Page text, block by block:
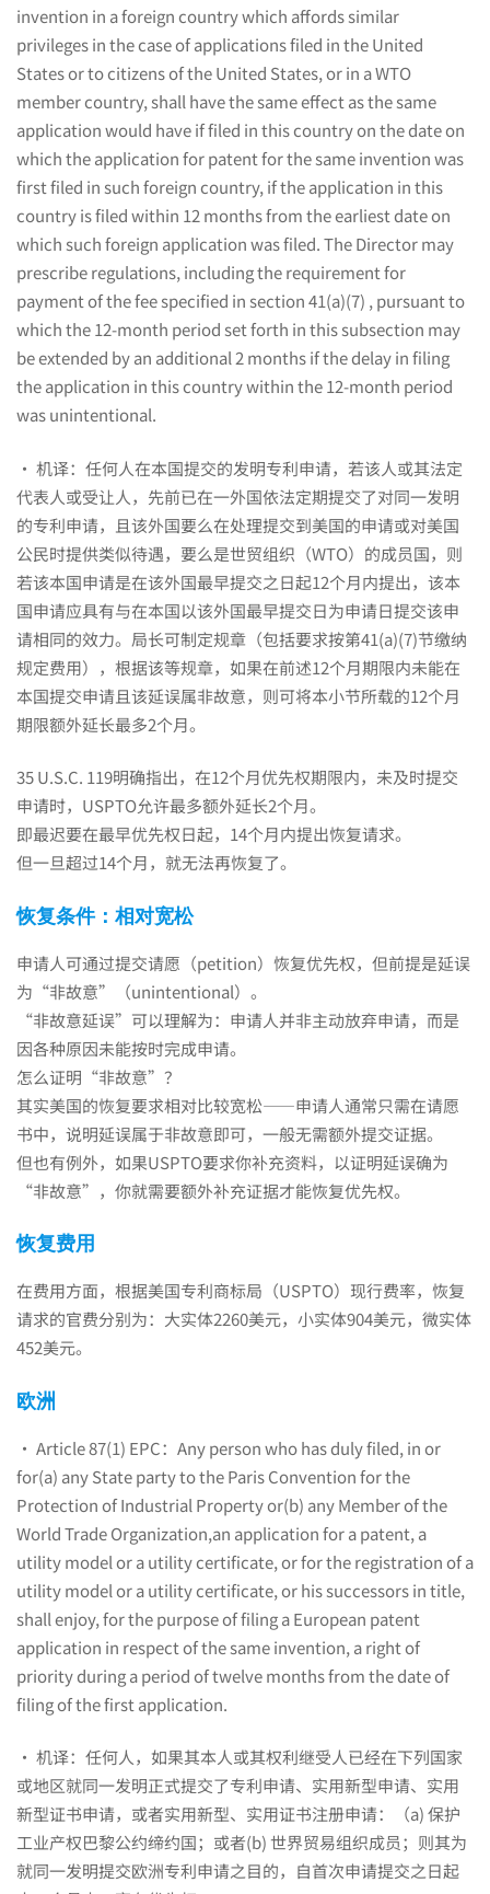
先
权
逾
期
了
怎
么
补
救？
invention in a foreign country which affords similar
privileges in the case of applications filed in the United
States or to citizens of the United States, or in a WTO
member country, shall have the same effect as the same
application would have if filed in this country on the date on
which the application for patent for the same invention was
first filed in such foreign country, if the application in this
country is filed within 12 months from the earliest date on
which such foreign application was filed. The Director may
prescribe regulations, including the requirement for
payment of the fee specified in section 41(a)(7) , pursuant to
which the 12-month period set forth in this subsection may
be extended by an additional 2 months if the delay in filing
the application in this country within the 12-month period
was unintentional.
· 机译：任何人在本国提交的发明专利申请，若该人或其法定
代表人或受让人，先前已在一外国依法定期提交了对同一发明
的专利申请，且该外国要么在处理提交到美国的申请或对美国
公民时提供类似待遇，要么是世贸组织（WTO）的成员国，则
若该本国申请是在该外国最早提交之日起12个月内提出，该本
国申请应具有与在本国以该外国最早提交日为申请日提交该申
请相同的效力。局长可制定规章（包括要求按第41(a)(7)节缴纳
规定费用），根据该等规章，如果在前述12个月期限内未能在
本国提交申请且该延误属非故意，则可将本小节所载的12个月
期限额外延长最多2个月。
35 U.S.C. 119明确指出，在12个月优先权期限内，未及时提交
申请时，USPTO允许最多额外延长2个月。
即最迟要在最早优先权日起，14个月内提出恢复请求。
但一旦超过14个月，就无法再恢复了。
恢复条件：相对宽松
申请人可通过提交请愿（petition）恢复优先权，但前提是延误
为“非故意”（unintentional）。
“非故意延误”可以理解为：申请人并非主动放弃申请，而是
因各种原因未能按时完成申请。
怎么证明“非故意”？
其实美国的恢复要求相对比较宽松——申请人通常只需在请愿
书中，说明延误属于非故意即可，一般无需额外提交证据。
但也有例外，如果USPTO要求你补充资料，以证明延误确为
“非故意”，你就需要额外补充证据才能恢复优先权。
恢复费用
在费用方面，根据美国专利商标局（USPTO）现行费率，恢复
请求的官费分别为：大实体2260美元，小实体904美元，微实体
452美元。
欧洲
· Article 87(1) EPC：Any person who has duly filed, in or
for(a) any State party to the Paris Convention for the
Protection of Industrial Property or(b) any Member of the
World Trade Organization,an application for a patent, a
utility model or a utility certificate, or for the registration of a
utility model or a utility certificate, or his successors in title,
shall enjoy, for the purpose of filing a European patent
application in respect of the same invention, a right of
priority during a period of twelve months from the date of
filing of the first application.
· 机译：任何人，如果其本人或其权利继受人已经在下列国家
或地区就同一发明正式提交了专利申请、实用新型申请、实用
新型证书申请，或者实用新型、实用证书注册申请：（a) 保护
工业产权巴黎公约缔约国；或者(b) 世界贸易组织成员；则其为
就同一发明提交欧洲专利申请之目的，自首次申请提交之日起